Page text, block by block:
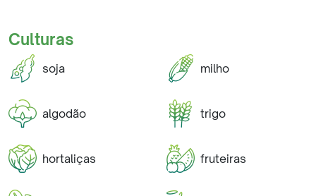
Culturas
soja milho
algodão trigo
hortaliças fruteiras